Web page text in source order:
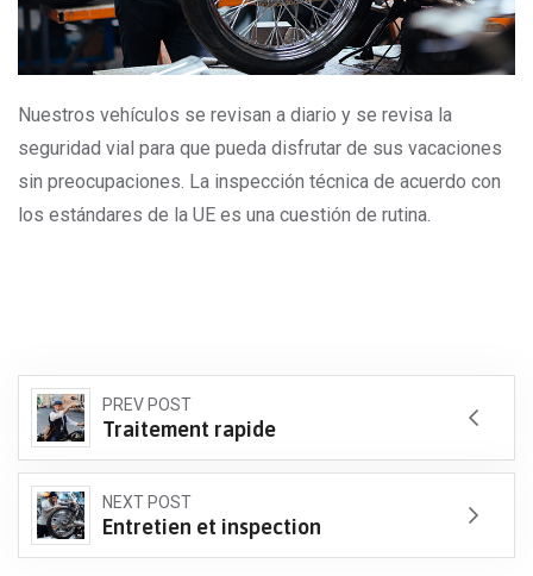
Nuestros vehículos se revisan a diario y se revisa la
seguridad vial para que pueda disfrutar de sus vacaciones
sin preocupaciones. La inspección técnica de acuerdo con
los estándares de la UE es una cuestión de rutina.
PREV POST
Traitement rapide
NEXT POST
Entretien et inspection